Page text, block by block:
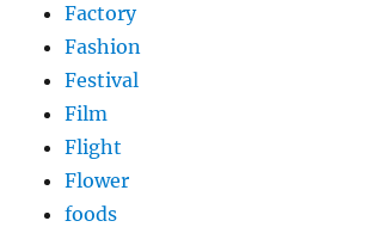
Factory
Fashion
Festival
Film
Flight
Flower
foods